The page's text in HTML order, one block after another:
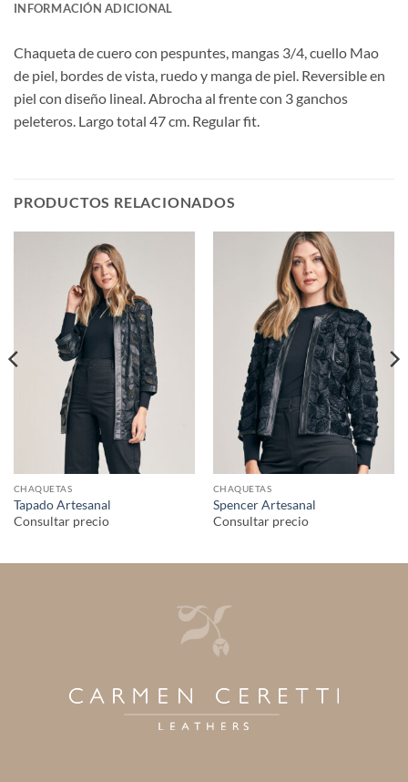
INFORMACIÓN ADICIONAL
Chaqueta de cuero con pespuntes, mangas 3/4, cuello Mao
de piel, bordes de vista, ruedo y manga de piel. Reversible en
piel con diseño lineal. Abrocha al frente con 3 ganchos
peleteros. Largo total 47 cm. Regular fit.
PRODUCTOS RELACIONADOS
CHAQUETAS
Tapado Artesanal
Consultar precio
CHAQUETAS
Spencer Artesanal
Consultar precio